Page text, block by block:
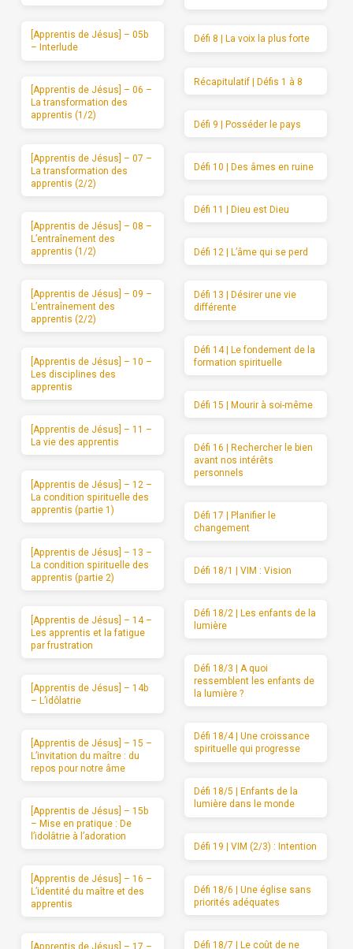
[Apprentis de Jésus] – 05b
– Interlude
[Apprentis de Jésus] – 06 –
La transformation des
apprentis (1/2)
[Apprentis de Jésus] – 07 –
La transformation des
apprentis (2/2)
[Apprentis de Jésus] – 08 –
L’entraînement des
apprentis (1/2)
[Apprentis de Jésus] – 09 –
L’entraînement des
apprentis (2/2)
[Apprentis de Jésus] – 10 –
Les disciplines des
apprentis
[Apprentis de Jésus] – 11 –
La vie des apprentis
[Apprentis de Jésus] – 12 –
La condition spirituelle des
apprentis (partie 1)
[Apprentis de Jésus] – 13 –
La condition spirituelle des
apprentis (partie 2)
[Apprentis de Jésus] – 14 –
Les apprentis et la fatigue
par frustration
[Apprentis de Jésus] – 14b
– L’idôlatrie
[Apprentis de Jésus] – 15 –
L’invitation du maître : du
repos pour notre âme
[Apprentis de Jésus] – 15b
– Mise en pratique : De
l’idolâtrie à l’adoration
[Apprentis de Jésus] – 16 –
L’identité du maître et des
apprentis
Défi 8 | La voix la plus forte
Récapitulatif | Défis 1 à 8
Défi 9 | Posséder le pays
Défi 10 | Des âmes en ruine
Défi 11 | Dieu est Dieu
Défi 12 | L’âme qui se perd
Défi 13 | Désirer une vie
différente
Défi 14 | Le fondement de la
formation spirituelle
Défi 15 | Mourir à soi-même
Défi 16 | Rechercher le bien
avant nos intérêts
personnels
Défi 17 | Planifier le
changement
Défi 18/1 | VIM : Vision
Défi 18/2 | Les enfants de la
lumière
Défi 18/3 | A quoi
ressemblent les enfants de
la lumière ?
Défi 18/4 | Une croissance
spirituelle qui progresse
Défi 18/5 | Enfants de la
lumière dans le monde
Défi 19 | VIM (2/3) : Intention
Défi 18/6 | Une église sans
priorités adéquates
Défi 18/7 | Le coût de ne